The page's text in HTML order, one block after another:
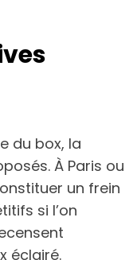
du box, la
À Paris ou
un frein
si l’on
éclairé.